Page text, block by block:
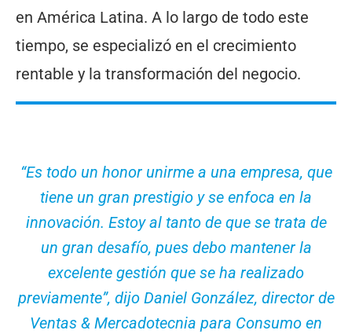
en América Latina. A lo largo de todo este
tiempo, se especializó en el crecimiento
rentable y la transformación del negocio.
“Es todo un honor unirme a una empresa, que
tiene un gran prestigio y se enfoca en la
innovación. Estoy al tanto de que se trata de
un gran desafío, pues debo mantener la
excelente gestión que se ha realizado
previamente”, dijo Daniel González, director de
Ventas & Mercadotecnia para Consumo en